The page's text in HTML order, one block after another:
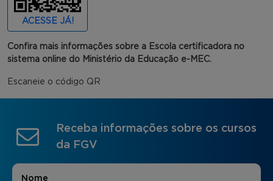
ACESSE JÁ!
Confira mais informações sobre a Escola certificadora no
sistema online do Ministério da Educação e-MEC.
Escaneie o código QR
Receba informações sobre os cursos
da FGV
Nome